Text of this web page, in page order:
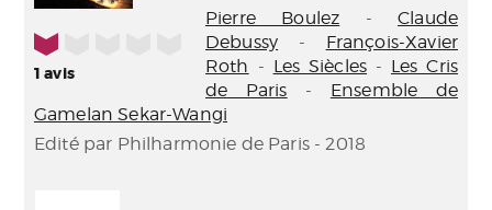
1/5
1avis
Pierre Boulez -Claude
Debussy - François-Xavier
Roth - Les Siècles - Les Cris
de Paris - Ensemble de
Gamelan Sekar-Wangi
Edité par Philharmonie de Paris - 2018